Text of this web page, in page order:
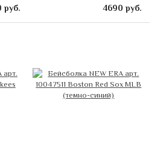
руб. 4690 руб.